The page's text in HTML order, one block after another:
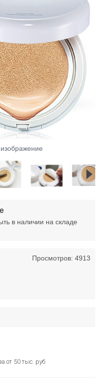
в наличии на складе
Просмотров: 4913
от 50 тыс. руб